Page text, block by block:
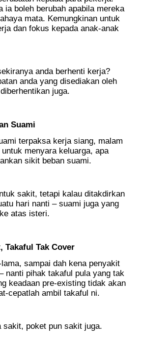
ia boleh berubah apabila mereka
mata. Kemungkinan untuk
dan fokus kepada anak-anak
anda berhenti kerja?
anda yang disediakan oleh
juga.
Suami
terpaksa kerja siang, malam
menyara keluarga, apa
sikit beban suami.
sakit, tetapi kalau ditakdirkan
hari nanti – suami juga yang
atas isteri.
Takaful Tak Cover
sampai dah kena penyakit
nanti pihak takaful pula yang tak
keadaan pre-existing tidak akan
cepatlah ambil takaful ni.
sakit, poket pun sakit juga.